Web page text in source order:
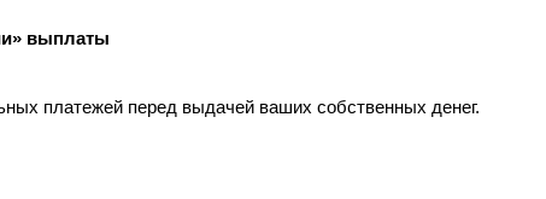
выплаты
платежей перед выдачей ваших собственных денег.